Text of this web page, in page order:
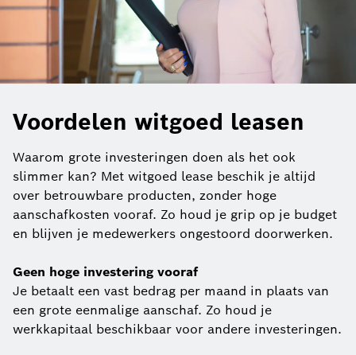
Voordelen witgoed leasen
Waarom grote investeringen doen als het ook
slimmer kan? Met witgoed lease beschik je altijd
over betrouwbare producten, zonder hoge
aanschafkosten vooraf. Zo houd je grip op je budget
en blijven je medewerkers ongestoord doorwerken.
Geen hoge investering vooraf
Je betaalt een vast bedrag per maand in plaats van
een grote eenmalige aanschaf. Zo houd je
werkkapitaal beschikbaar voor andere investeringen.